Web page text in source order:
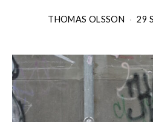
THOMAS OLSSON 29